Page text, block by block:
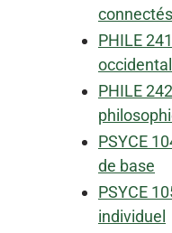
PHILE
PHILE
PSYCE
de base
PSYCE
individuel